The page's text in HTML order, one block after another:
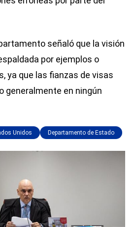
señaló que la visión
por ejemplos o
ya que las fianzas de visas
generalmente en ningún
Unidos Departamento de Estado